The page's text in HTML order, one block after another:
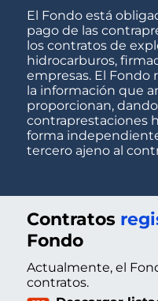
El Fondo está
pago de las
los contratos de
hidrocarburos,
empresas. El Fondo
la información que
proporcionan,
contraprestaciones
forma
tercero ajeno al
Contratos
Fondo
Actualmente, el
contratos.